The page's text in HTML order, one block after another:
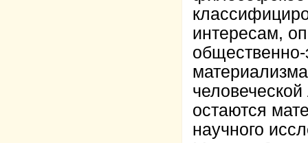
интересам,
общественно-
остаются
научного